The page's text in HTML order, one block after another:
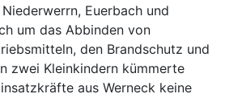
Euerbach und
um das Abbinden von
den Brandschutz und
zwei Kleinkindern kümmerte
aus Werneck keine